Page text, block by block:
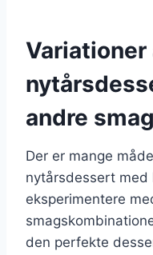
Variationer
andre
Der er mange
nytårsdessert med
eksperimentere
den perfekte